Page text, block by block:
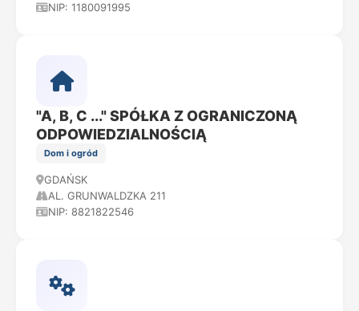
NIP: 1180091995
"A, B, C ..." SPÓŁKA Z OGRANICZONĄ
ODPOWIEDZIALNOŚCIĄ
Dom i ogród
GDAŃSK
AL. GRUNWALDZKA 211
NIP: 8821822546